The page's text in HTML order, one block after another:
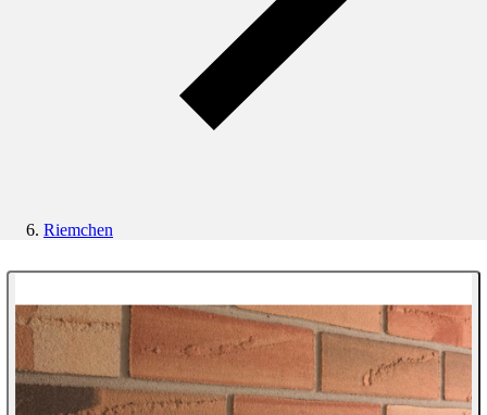
Riemchen